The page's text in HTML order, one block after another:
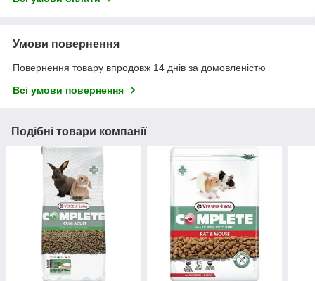
Умови повернення
Повернення товару впродовж 14 днів за домовленістю
Всі умови повернення
Подібні товари компанії